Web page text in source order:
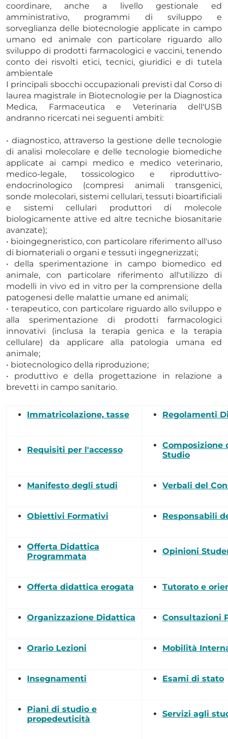
coordinare, anche a livello gestionale ed
amministrativo, programmi di sviluppo e
sorveglianza delle biotecnologie applicate in campo
umano ed animale con particolare riguardo allo
sviluppo di prodotti farmacologici e vaccini, tenendo
conto dei risvolti etici, tecnici, giuridici e di tutela
ambientale
I principali sbocchi occupazionali previsti dal Corso di
laurea magistrale in Biotecnologie per la Diagnostica
Medica, Farmaceutica e Veterinaria dell'USB
andranno ricercati nei seguenti ambiti:
• diagnostico, attraverso la gestione delle tecnologie
di analisi molecolare e delle tecnologie biomediche
applicate ai campi medico e medico veterinario,
medico-legale, tossicologico e riproduttivo-
endocrinologico (compresi animali transgenici,
sonde molecolari, sistemi cellulari, tessuti bioartificiali
e sistemi cellulari produttori di molecole
biologicamente attive ed altre tecniche biosanitarie
avanzate);
• bioingegneristico, con particolare riferimento all'uso
di biomateriali o organi e tessuti ingegnerizzati;
• della sperimentazione in campo biomedico ed
animale, con particolare riferimento all'utilizzo di
modelli in vivo ed in vitro per la comprensione della
patogenesi delle malattie umane ed animali;
• terapeutico, con particolare riguardo allo sviluppo e
alla sperimentazione di prodotti farmacologici
innovativi (inclusa la terapia genica e la terapia
cellulare) da applicare alla patologia umana ed
animale;
• biotecnologico della riproduzione;
• produttivo e della progettazione in relazione a
brevetti in campo sanitario.
Immatricolazione, tasse Regolamenti
Requisiti per l'accesso
Composizione
Studio
Manifesto degli studi Verbali del
Obiettivi Formativi Responsabili
Offerta Didattica
Programmata
Opinioni
Offerta didattica erogata Tutorato e
Organizzazione Didattica Consultazioni
Orario Lezioni Mobilità
Insegnamenti Esami di stato
Piani di studio e
propedeuticità
Servizi agli